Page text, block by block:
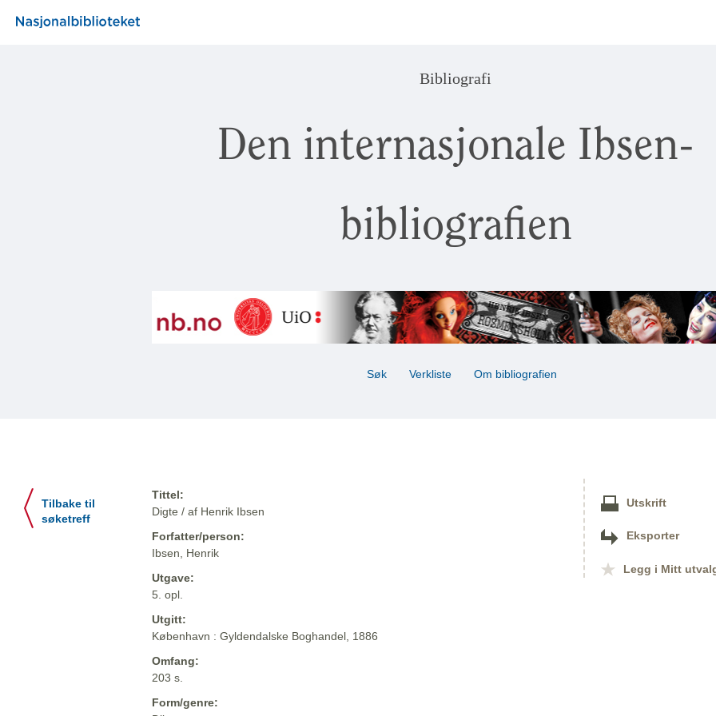
Bibliografi
Den internasjonale Ibsen-
bibliografien
Søk Verkliste Om bibliografien
Tilbake til
søketreff
Tittel:
Digte / af Henrik Ibsen
Forfatter/person:
Ibsen, Henrik
Utgave:
5. opl.
Utgitt:
København : Gyldendalske Boghandel, 1886
Omfang:
203 s.
Form/genre:
Utskrift
Eksporter
Legg i Mitt